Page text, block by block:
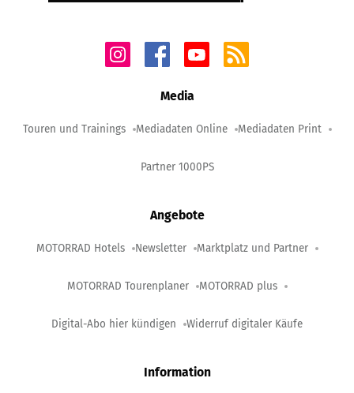
Media
Touren und Trainings Mediadaten Online Mediadaten Print
Partner 1000PS
Angebote
MOTORRAD Hotels Newsletter Marktplatz und Partner
MOTORRAD Tourenplaner MOTORRAD plus
Digital-Abo hier kündigen Widerruf digitaler Käufe
Information